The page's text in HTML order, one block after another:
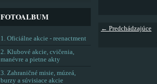
← Predchádzajúce
FOTOALBUM
1. Oficiálne akcie - reenactment
2. Klubové akcie, cvičenia,
manévre a pietne akty
3. Zahraničné misie, múzeá,
burzy a súvisiace akcie